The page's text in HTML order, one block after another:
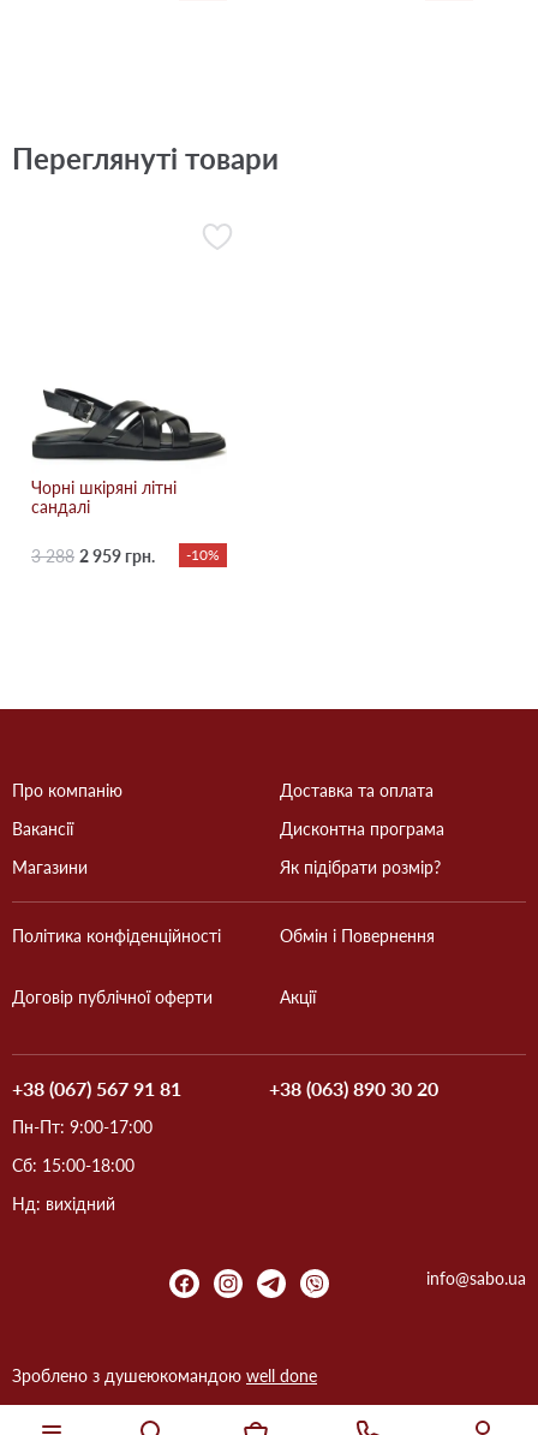
Переглянуті товари
Чорні шкіряні літні
сандалі
3 288 2 959 грн. -10%
Про компанію
Вакансії
Магазини
Доставка та оплата
Дисконтна програма
Як підібрати розмір?
Політика конфіденційності
Договір публічної оферти
Обмін і Повернення
Акції
+38 (067) 567 91 81 +38 (063) 890 30 20
Пн-Пт: 9:00-17:00
Сб: 15:00-18:00
Нд: вихідний
info@sabo.ua
Зроблено з душеюкомандою well done